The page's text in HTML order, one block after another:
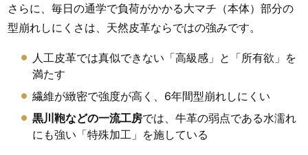
さらに、毎日の通学で負荷がかかる大マチ（本体）部分の
型崩れしにくさは、天然皮革ならではの強みです。
人工皮革では真似できない「高級感」と「所有欲」を
満たす
繊維が緻密で強度が高く、6年間型崩れしにくい
黒川鞄などの一流工房では、牛革の弱点である水濡れ
にも強い「特殊加工」を施している